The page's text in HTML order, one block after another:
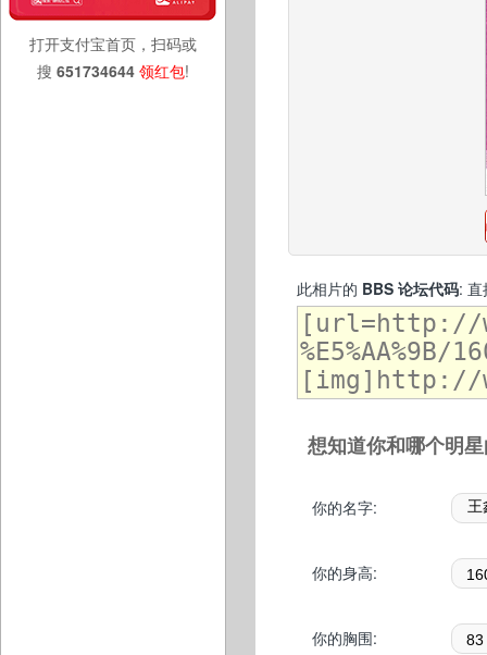
打开支付宝首页，扫码或
搜 651734644 领红包!
此相片的 BBS 论坛代码: 直
想知道你和哪个明
你的名字:
你的身高:
你的胸围: